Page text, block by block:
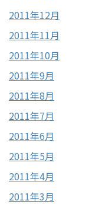
2011年12月
2011年11月
2011年10月
2011年9月
2011年8月
2011年7月
2011年6月
2011年5月
2011年4月
2011年3月